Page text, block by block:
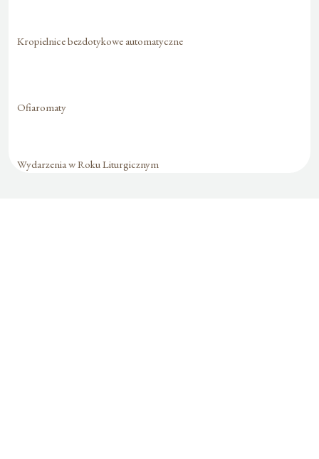
Kropielnice bezdotykowe automatyczne
Ofiaromaty
Wydarzenia w Roku Liturgicznym